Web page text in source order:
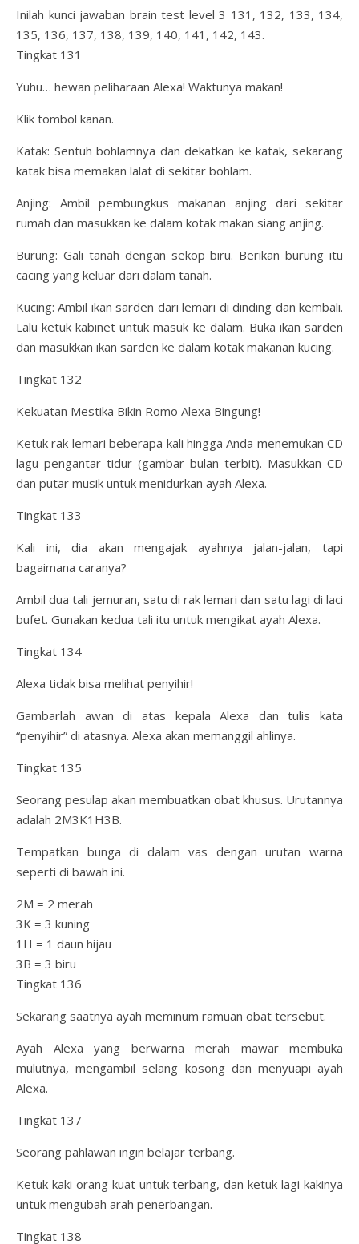
Inilah kunci jawaban brain test level 3 131, 132, 133, 134,
135, 136, 137, 138, 139, 140, 141, 142, 143.
Tingkat 131
Yuhu… hewan peliharaan Alexa! Waktunya makan!
Klik tombol kanan.
Katak: Sentuh bohlamnya dan dekatkan ke katak, sekarang
katak bisa memakan lalat di sekitar bohlam.
Anjing: Ambil pembungkus makanan anjing dari sekitar
rumah dan masukkan ke dalam kotak makan siang anjing.
Burung: Gali tanah dengan sekop biru. Berikan burung itu
cacing yang keluar dari dalam tanah.
Kucing: Ambil ikan sarden dari lemari di dinding dan kembali.
Lalu ketuk kabinet untuk masuk ke dalam. Buka ikan sarden
dan masukkan ikan sarden ke dalam kotak makanan kucing.
Tingkat 132
Kekuatan Mestika Bikin Romo Alexa Bingung!
Ketuk rak lemari beberapa kali hingga Anda menemukan CD
lagu pengantar tidur (gambar bulan terbit). Masukkan CD
dan putar musik untuk menidurkan ayah Alexa.
Tingkat 133
Kali ini, dia akan mengajak ayahnya jalan-jalan, tapi
bagaimana caranya?
Ambil dua tali jemuran, satu di rak lemari dan satu lagi di laci
bufet. Gunakan kedua tali itu untuk mengikat ayah Alexa.
Tingkat 134
Alexa tidak bisa melihat penyihir!
Gambarlah awan di atas kepala Alexa dan tulis kata
“penyihir” di atasnya. Alexa akan memanggil ahlinya.
Tingkat 135
Seorang pesulap akan membuatkan obat khusus. Urutannya
adalah 2M3K1H3B.
Tempatkan bunga di dalam vas dengan urutan warna
seperti di bawah ini.
2M = 2 merah
3K = 3 kuning
1H = 1 daun hijau
3B = 3 biru
Tingkat 136
Sekarang saatnya ayah meminum ramuan obat tersebut.
Ayah Alexa yang berwarna merah mawar membuka
mulutnya, mengambil selang kosong dan menyuapi ayah
Alexa.
Tingkat 137
Seorang pahlawan ingin belajar terbang.
Ketuk kaki orang kuat untuk terbang, dan ketuk lagi kakinya
untuk mengubah arah penerbangan.
Tingkat 138